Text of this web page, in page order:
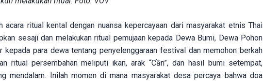
ritual kental dengan nuansa kepercayaan dari masyarakat etnis Thai
sesaji dan melakukan ritual pemujaan kepada Dewa Bumi, Dewa Pohon
kepada para dewa tentang penyelenggaraan festival dan memohon berkah
ritual persembahan meliputi ikan, arak “Cần”, dan hasil bumi setempat,
mendalam. Inilah momen di mana masyarakat desa percaya bahwa doa